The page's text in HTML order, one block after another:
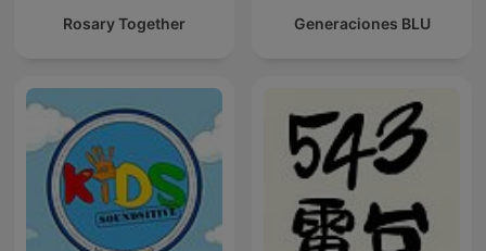
Rosary Together Generaciones BLU